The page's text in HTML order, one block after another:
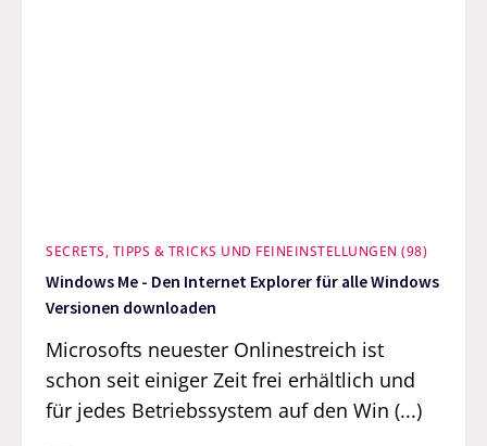
SECRETS, TIPPS & TRICKS UND FEINEINSTELLUNGEN (98)
Windows Me - Den Internet Explorer für alle Windows
Versionen downloaden
Microsofts neuester Onlinestreich ist
schon seit einiger Zeit frei erhältlich und
für jedes Betriebssystem auf den Win (...)